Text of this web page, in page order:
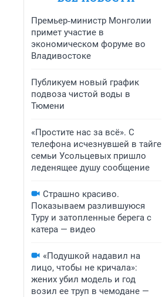
Премьер‑министр Монголии
примет участие в
экономическом форуме во
Владивостоке
Публикуем новый график
подвоза чистой воды в
Тюмени
«Простите нас за всё». С
телефона исчезнувшей в тайге
семьи Усольцевых пришло
леденящее душу сообщение
Страшно красиво.
Показываем разлившуюся
Туру и затопленные берега с
катера — видео
«Подушкой надавил на
лицо, чтобы не кричала»:
жених убил модель и год
возил ее труп в чемодане —